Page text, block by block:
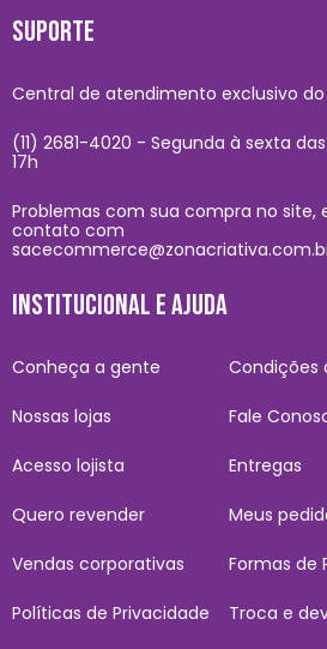
SUPORTE
Central de atendimento exclusivo do
(11) 2681-4020 - Segunda à sexta
17h
Problemas com sua compra no site,
contato com
INSTITUCIONAL E AJUDA
Conheça a gente
Nossas lojas
Acesso lojista
Quero revender
Vendas corporativas
Políticas de Privacidade
Condições
Fale
Entregas
Meus
Formas de
Troca e